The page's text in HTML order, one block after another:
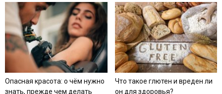
Опасная красота: о чём нужно
знать, прежде чем делать
Что такое глютен и вреден ли
он для здоровья?